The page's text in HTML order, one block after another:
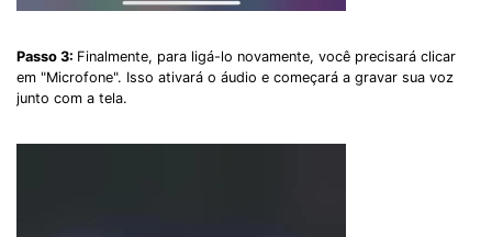
Passo 3: Finalmente, para ligá-lo novamente, você precisará clicar
em "Microfone". Isso ativará o áudio e começará a gravar sua voz
junto com a tela.